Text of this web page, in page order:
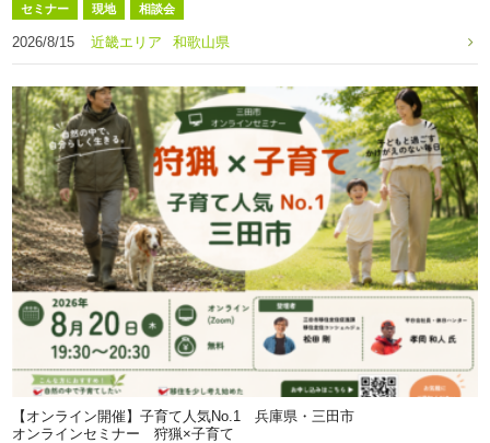
セミナー 現地 相談会
2026/8/15 近畿エリア 和歌山県
【オンライン開催】子育て人気No.1 兵庫県・三田市
オンラインセミナー 狩猟×子育て